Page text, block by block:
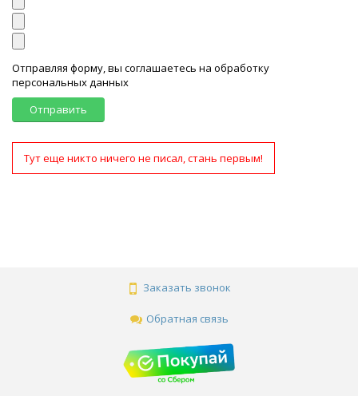
Отправляя форму, вы соглашаетесь на обработку
персональных данных
Отправить
Тут еще никто ничего не писал, стань первым!
Заказать звонок
Обратная связь